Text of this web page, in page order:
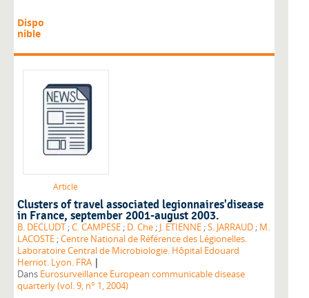
Dispo
nible
Article
Clusters of travel associated legionnaires'disease
in France, september 2001-august 2003.
B. DECLUDT ;C. CAMPESE ; D. Che ; J. ETIENNE ;S. JARRAUD ; M.
LACOSTE ;Centre National de Référence des Légionelles.
Laboratoire Central de Microbiologie. Hôpital Edouard
Herriot. Lyon. FRA |
Dans Eurosurveillance European communicable disease
quarterly (vol. 9, n° 1, 2004)